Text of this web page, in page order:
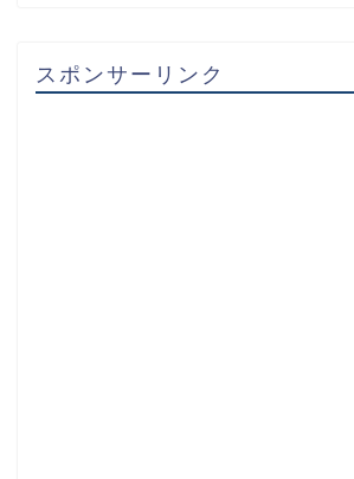
スポンサーリンク